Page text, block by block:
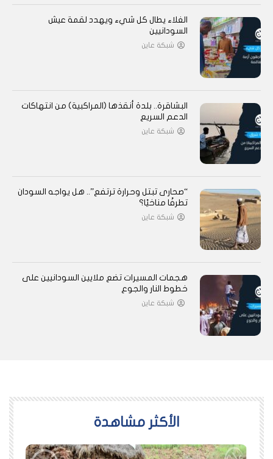
الغلاء يطال كل شيء ويهدد لقمة عيش
السودانيين
شبكة عاين
البشاقرة.. بلدة أنقذها (المراكبية) من انتهاكات
الدعم السريع
شبكة عاين
“صحارى تبتل وحرارة ترتفع”.. هل يواجه السودان
تطرفًا مناخيًا؟
شبكة عاين
هجمات المسيرات تضع ملايين السودانيين على
خطوط النار والجوع
شبكة عاين
اﻷكثر مشاهدة